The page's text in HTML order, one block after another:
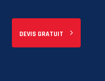
DEVIS GRATUIT